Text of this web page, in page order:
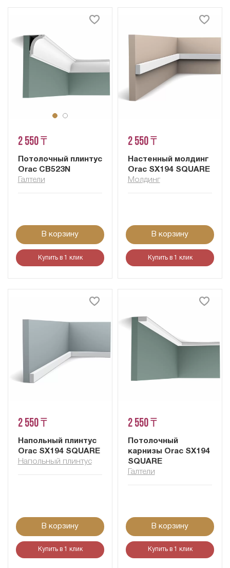
2 550 ₸
Потолочный плинтус
Orac CB523N
Галтели
В корзину
Купить в 1 клик
2 550 ₸
Настенный молдинг
Orac SX194 SQUARE
Молдинг
В корзину
Купить в 1 клик
2 550 ₸
Напольный плинтус
Orac SX194 SQUARE
Напольный плинтус
В корзину
Купить в 1 клик
2 550 ₸
Потолочный
карнизы Orac SX194
SQUARE
Галтели
В корзину
Купить в 1 клик